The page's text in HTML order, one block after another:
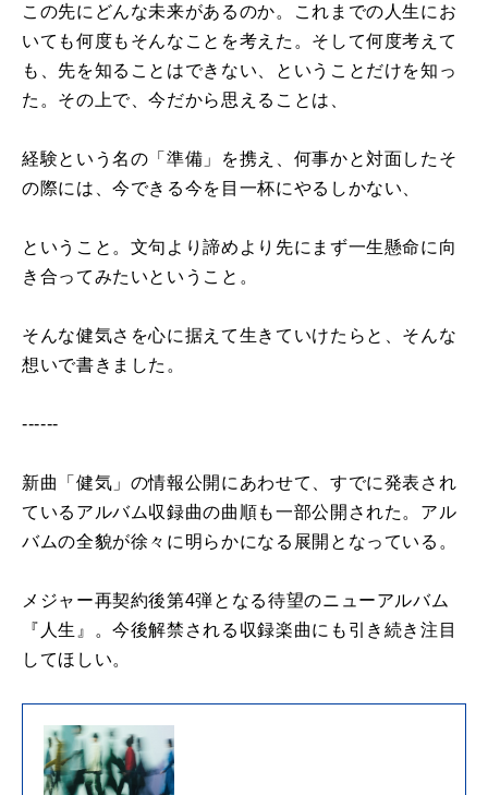
この先にどんな未来があるのか。これまでの人生にお
いても何度もそんなことを考えた。そして何度考えて
も、先を知ることはできない、ということだけを知っ
た。その上で、今だから思えることは、
経験という名の「準備」を携え、何事かと対面したそ
の際には、今できる今を目一杯にやるしかない、
ということ。文句より諦めより先にまず一生懸命に向
き合ってみたいということ。
そんな健気さを心に据えて生きていけたらと、そんな
想いで書きました。
------
新曲「健気」の情報公開にあわせて、すでに発表され
ているアルバム収録曲の曲順も一部公開された。アル
バムの全貌が徐々に明らかになる展開となっている。
メジャー再契約後第4弾となる待望のニューアルバム
『人生』。今後解禁される収録楽曲にも引き続き注目
してほしい。